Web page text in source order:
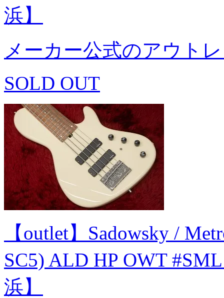
浜】
メーカー公式のアウト
SOLD OUT
【outlet】Sadowsky /
SC5) ALD HP OWT
浜】